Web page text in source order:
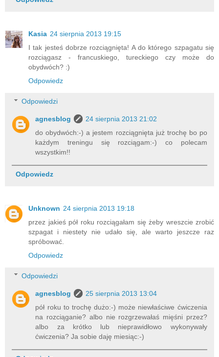
Kasia 24 sierpnia 2013 19:15
I tak jesteś dobrze rozciągnięta! A do którego szpagatu się
rozciągasz - francuskiego, tureckiego czy może do
obydwóch? :)
Odpowiedz
Odpowiedzi
agnesblog
24 sierpnia 2013 21:02
do obydwóch:-) a jestem rozciągnięta już trochę bo po
każdym treningu się rozciągam:-) co polecam
wszystkim!!
Odpowiedz
Unknown 24 sierpnia 2013 19:18
przez jakieś pół roku rozciągałam się żeby wreszcie zrobić
szpagat i niestety nie udało się, ale warto jeszcze raz
spróbować.
Odpowiedz
Odpowiedzi
agnesblog
25 sierpnia 2013 13:04
pół roku to trochę dużo:-) może niewłaściwe ćwiczenia
na rozciąganie? albo nie rozgrzewałaś mięśni przez?
albo za krótko lub nieprawidłowo wykonywały
ćwiczenia? Ja sobie daję miesiąc:-)